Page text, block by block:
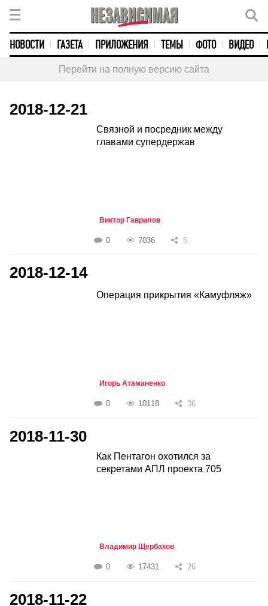
НОВОСТИ ГАЗЕТА ПРИЛОЖЕНИЯ ТЕМЫ ФОТО ВИДЕО
Перейти на полную версию сайта
2018-12-21
Связной и посредник между
главами супердержав
Виктор Гаврилов
0 7036 5
2018-12-14
Операция прикрытия «Камуфляж»
Игорь Атаманенко
0 10118 36
2018-11-30
Как Пентагон охотился за
секретами АПЛ проекта 705
Владимир Щербаков
0 17431 26
2018-11-22